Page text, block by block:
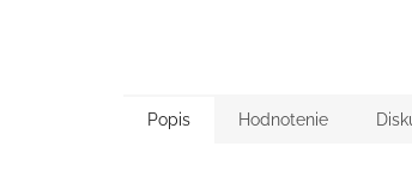
Popis Hodnotenie